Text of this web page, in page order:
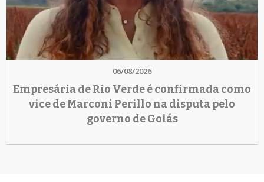
06/08/2026
Empresária de Rio Verde é confirmada como
vice de Marconi Perillo na disputa pelo
governo de Goiás